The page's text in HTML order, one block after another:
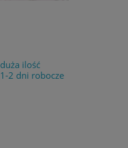
duża ilość
1-2 dni robocze